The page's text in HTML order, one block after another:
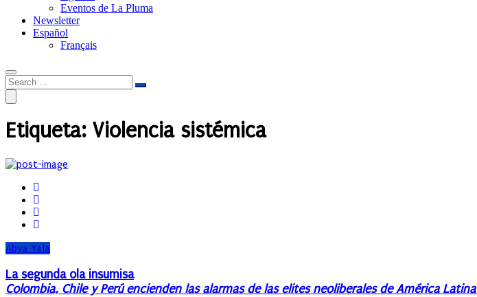
Eventos de La Pluma
Newsletter
Español
Français
Etiqueta: Violencia sistémica
Abya Yala
La segunda ola insumisa
Colombia, Chile y Perú encienden las alarmas de las elites neoliberales de América Latina